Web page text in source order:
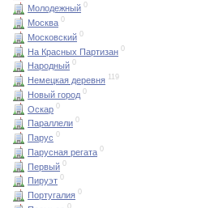
Молодежный 0
Москва 0
Московский 0
На Красных Партизан 0
Народный 0
Немецкая деревня 119
Новый город 0
Оскар 0
Параллели 0
Парус 0
Парусная регата 0
Первый 0
Пируэт 0
Португалия 0
0